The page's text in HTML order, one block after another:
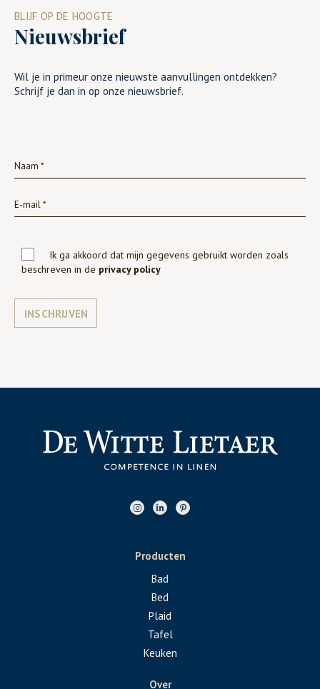
BLIJF OP DE HOOGTE
Nieuwsbrief
Wil je in primeur onze nieuwste aanvullingen ontdekken?
Schrijf je dan in op onze nieuwsbrief.
Ik ga akkoord dat mijn gegevens gebruikt worden zoals
beschreven in de privacy policy
INSCHRIJVEN
Producten
Bad
Bed
Plaid
Tafel
Keuken
Over